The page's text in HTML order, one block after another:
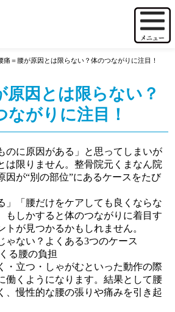
痛＝腰が原因とは限らない？体のつながりに注目！
原因とは限らない？
ながりに注目！
のに原因がある」と思ってしまいが
は限りません。整骨院元くまなん院
因が“別の部位”にあるケースをたび
」「腰だけをケアしても良くならな
しかすると体のつながりに着目す
トが見つかるかもしれません。
ゃない？よくある3つのケース
る腰の負担
・立つ・しゃがむといった動作の際
働くようになります。結果として腰
、慢性的な腰の張りや痛みを引き起